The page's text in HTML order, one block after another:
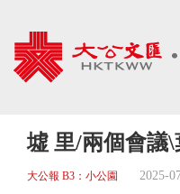
墟 里/兩個會議\
大公報 B3：小公園 2025-